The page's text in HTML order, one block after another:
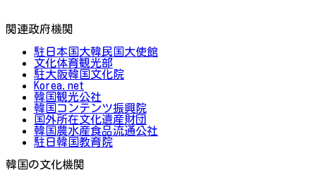
関連政府機関
駐日本国大韓民国大使館
文化体育観光部
駐大阪韓国文化院
Korea.net
韓国観光公社
韓国コンテンツ振興院
国外所在文化遺産財団
韓国農水産食品流通公社
駐日韓国教育院
韓国の文化機関